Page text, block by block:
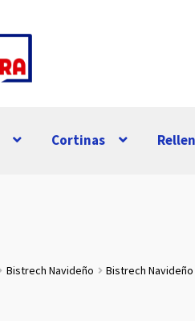
Cortinas
Bistrech Navideño Bistrech Navideño